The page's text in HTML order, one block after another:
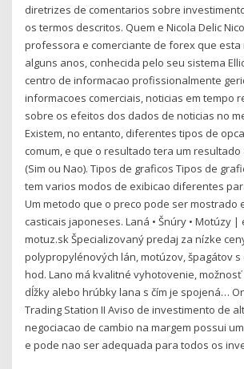
diretrizes de comentarios sobre
os termos descritos. Quem e Nicola Delic
professora e comerciante de forex que esta
alguns anos, conhecida pelo seu sistema
centro de informacao profissionalmente
informacoes comerciais, noticias em tempo
sobre os efeitos dos dados de noticias no
Existem, no entanto, diferentes tipos de
comum, e que o resultado tera um resultado
(Sim ou Nao). Tipos de graficos Tipos de
tem varios modos de exibicao diferentes
Um metodo que o preco pode ser mostrado
casticais japoneses. Laná • Šnúry • Motúzy |
motuz.sk Špecializovaný predaj za nízke
polypropylénových lán, motúzov, špagátov s
hod. Lano má kvalitné vyhotovenie,
dĺžky alebo hrúbky lana s čím je spojená…
Trading Station II Aviso de investimento de
negociacao de cambio na margem possui
e pode nao ser adequada para todos os